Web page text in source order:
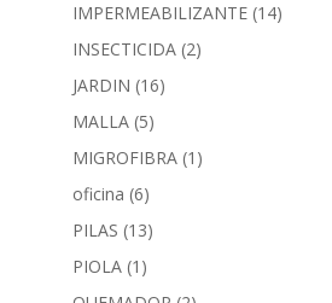
IMPERMEABILIZANTE (14)
INSECTICIDA (2)
JARDIN (16)
MALLA (5)
MIGROFIBRA (1)
oficina (6)
PILAS (13)
PIOLA (1)